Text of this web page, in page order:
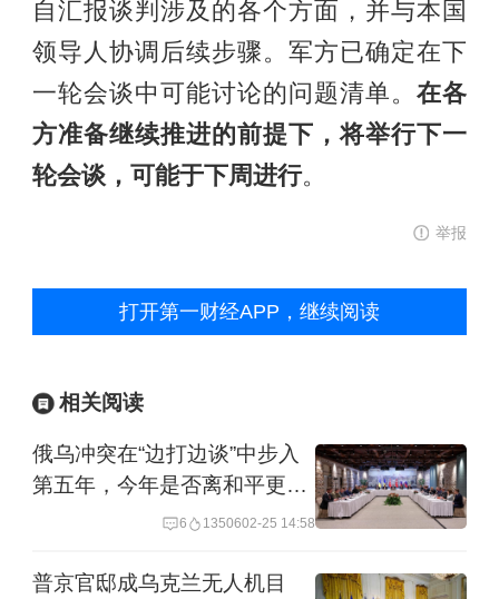
自汇报谈判涉及的各个方面，并与本国
领导人协调后续步骤。军方已确定在下
一轮会谈中可能讨论的问题清单。在各
方准备继续推进的前提下，将举行下一
轮会谈，可能于下周进行。
举报
打开第一财经APP，继续阅读
相关阅读
俄乌冲突在“边打边谈”中步入
第五年，今年是否离和平更近
6 1350602-25 14:58
普京官邸成乌克兰无人机目